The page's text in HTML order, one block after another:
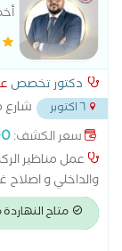
دكتور تخصص
شارع
لاستيه سرايا
سعر الكشف:
عمل مناظير
والداخلي و اصلاح
عن طريق المنظار
فوت,حقن السائل
متاح النهاردة من